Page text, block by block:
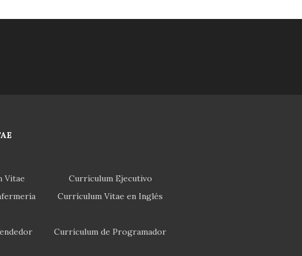
Vitae
Currículum Ejecutivo
Currículum Vitae en Inglés
Currículum de Programador